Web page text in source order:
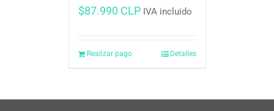
$87.990 CLP IVA incluido
Realizar pago Detalles